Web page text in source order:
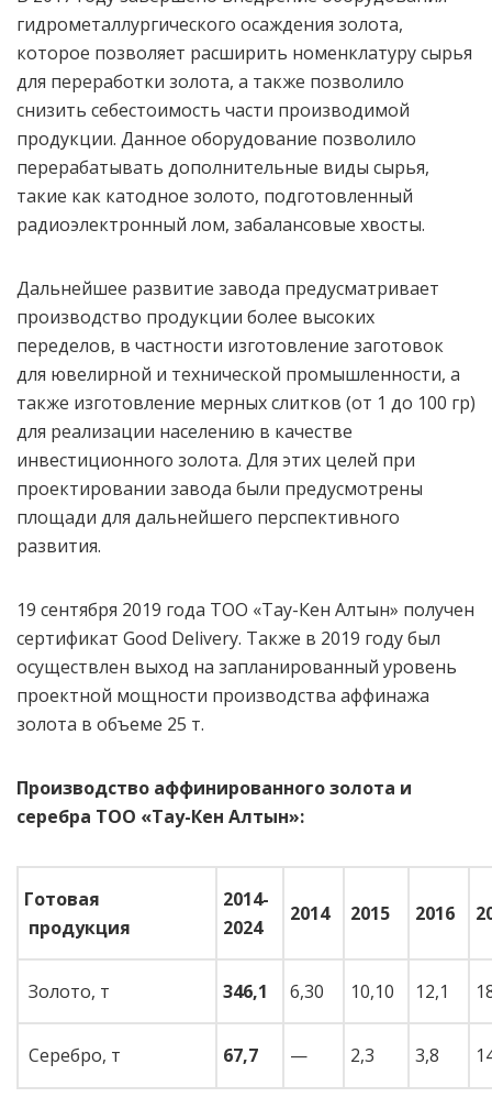
гидрометаллургического осаждения золота,
которое позволяет расширить номенклатуру сырья
для переработки золота, а также позволило
снизить себестоимость части производимой
продукции. Данное оборудование позволило
перерабатывать дополнительные виды сырья,
такие как катодное золото, подготовленный
радиоэлектронный лом, забалансовые хвосты.
Дальнейшее развитие завода предусматривает
производство продукции более высоких
переделов, в частности изготовление заготовок
для ювелирной и технической промышленности, а
также изготовление мерных слитков (от 1 до 100 гр)
для реализации населению в качестве
инвестиционного золота. Для этих целей при
проектировании завода были предусмотрены
площади для дальнейшего перспективного
развития.
19 сентября 2019 года ТОО «Тау-Кен Алтын» получен
сертификат Good Delivery. Также в 2019 году был
осуществлен выход на запланированный уровень
проектной мощности производства аффинажа
золота в объеме 25 т.
Производство аффинированного золота и
серебра ТОО «Тау-Кен Алтын»:
Готовая
продукция
2014-
2024
2014 2015 2016
Золото, т 346,1 6,30 10,10 12,1
Серебро, т 67,7 — 2,3 3,8